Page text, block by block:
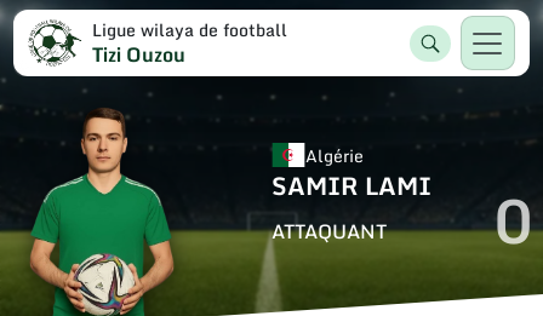
Ligue wilaya de football
Tizi Ouzou
Algérie
SAMIR LAMI
ATTAQUANT 0